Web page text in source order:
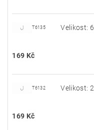
T6135 Velikost: 6
169 Kč
T6132 Velikost: 2
169 Kč